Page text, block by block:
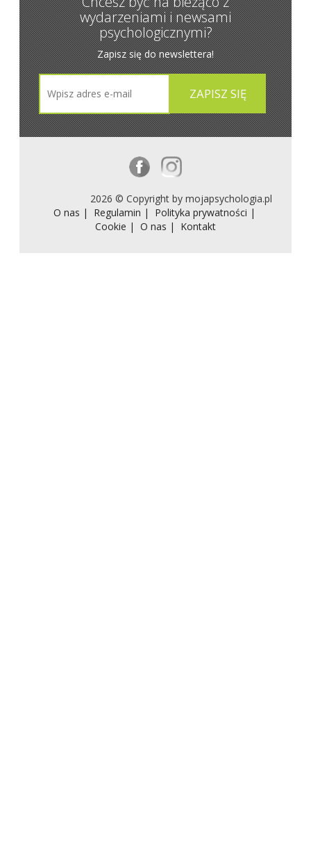
wydarzeniami i newsami
psychologicznymi?
Zapisz się do newslettera!
2026 © Copyright by mojapsychologia.pl
O nas |
Regulamin |
Polityka prywatności |
Cookie | O nas | Kontakt